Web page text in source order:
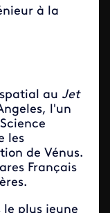
à la
au Jet
l'un
les
de Vénus.
Français
le plus jeune